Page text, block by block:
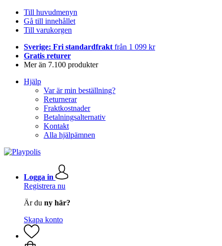
Till huvudmenyn
Gå till innehållet
Till varukorgen
Sverige: Fri standardfrakt från 1 099 kr
Gratis returer
Mer än 7.100 produkter
Hjälp
Var är min beställning?
Returnerar
Fraktkostnader
Betalningsalternativ
Kontakt
Alla hjälpämnen
Logga in
Registrera nu
Är du ny här?
Skapa konto